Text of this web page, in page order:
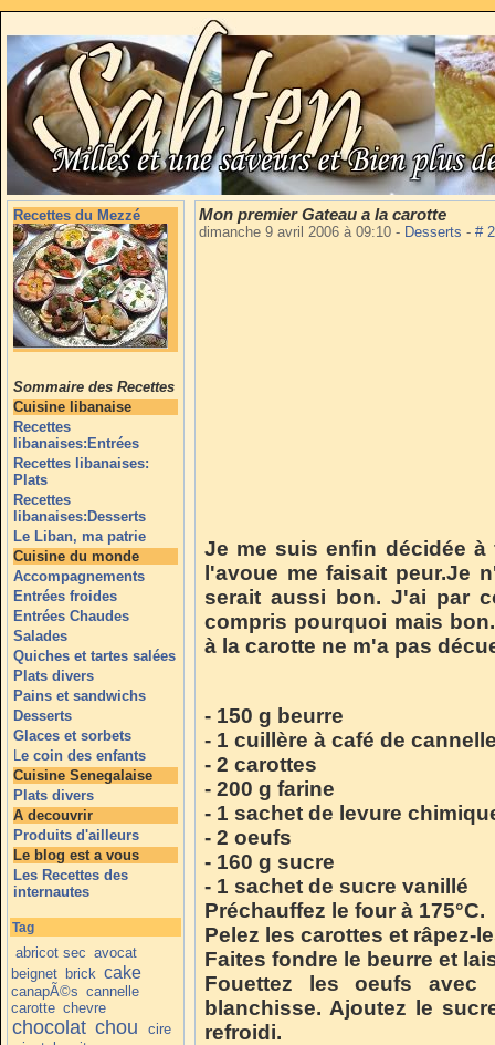
Recettes du Mezzé
Sommaire des Recettes
Cuisine libanaise
Recettes
libanaises:Entrées
Recettes libanaises:
Plats
Recettes
libanaises:Desserts
Le Liban, ma patrie
Cuisine du monde
Accompagnements
Entrées froides
Entrées Chaudes
Salades
Quiches et tartes salées
Plats divers
Pains et sandwichs
Desserts
Glaces et sorbets
Le coin des enfants
Cuisine Senegalaise
Plats divers
A decouvrir
Produits d'ailleurs
Le blog est a vous
Les Recettes des
internautes
Tag
abricot sec avocat
beignet brick cake
canapÃ©s cannelle
carotte chevre
chocolat chou
cire
Mon premier Gateau a la carotte
dimanche 9 avril 2006 à 09:10 - Desserts - #
Je me suis enfin décidée
l'avoue me faisait peur.Je
serait aussi bon. J'ai par
compris pourquoi mais
à la carotte ne m'a pas
- 150 g beurre
- 1 cuillère à café de
- 2 carottes
- 200 g farine
- 1 sachet de levure
- 2 oeufs
- 160 g sucre
- 1 sachet de sucre vanillé
Préchauffez le four à 175°C.
Pelez les carottes et râpez-
Faites fondre le beurre et
Fouettez les oeufs
blanchisse. Ajoutez le
refroidi.